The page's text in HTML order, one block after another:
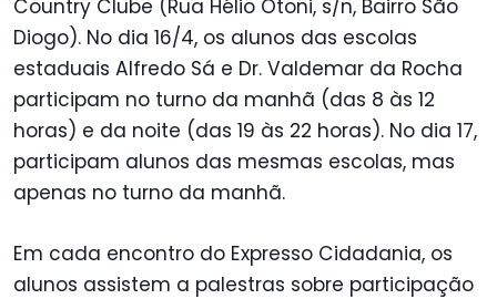
Country Clube (Rua Hélio Otoni, s/n, Bairro São
Diogo). No dia 16/4, os alunos das escolas
estaduais Alfredo Sá e Dr. Valdemar da Rocha
participam no turno da manhã (das 8 às 12
horas) e da noite (das 19 às 22 horas). No dia 17,
participam alunos das mesmas escolas, mas
apenas no turno da manhã.
Em cada encontro do Expresso Cidadania, os
alunos assistem a palestras sobre participação